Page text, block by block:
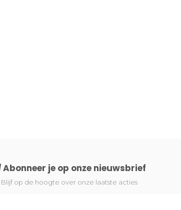
Abonneer je op onze nieuwsbrief
Blijf op de hoogte over onze laatste acties